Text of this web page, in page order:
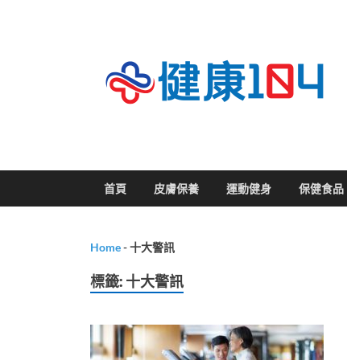
首頁 皮膚保養 運動健身 保健食品
Home-十大警訊
標籤: 十大警訊